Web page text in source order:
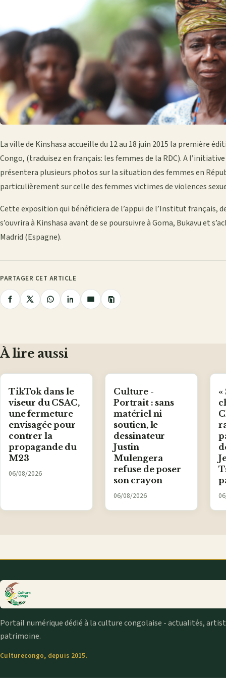
La ville de Kinshasa accueille du 12 au 18 juin 2015 la première
Congo, (traduisez en français: les femmes de la RDC). A
présentera plusieurs photos sur la situation des femmes en
particulièrement sur celle des femmes victimes de violences
Cette exposition qui bénéficiera de l’appui de l’Institut français,
s’ouvrira à Kinshasa avant de se poursuivre à Goma, Bukavu et
Madrid (Espagne).
PARTAGER CET ARTICLE
PartagerPartagerPartagerPartagerPartager
Copier
le
À lire aussi
TikTok dans le
viseur du CSAC,
une fermeture
envisagée pour
contrer la
propagande du
M23
06/08/2026
Culture -
Portrait : sans
matériel ni
soutien, le
dessinateur
Justin
Mulengera
refuse de poser
son crayon
06/08/2026
Portail numérique dédié à la culture congolaise - actualités,
patrimoine.
Culturecongo, depuis 2015.